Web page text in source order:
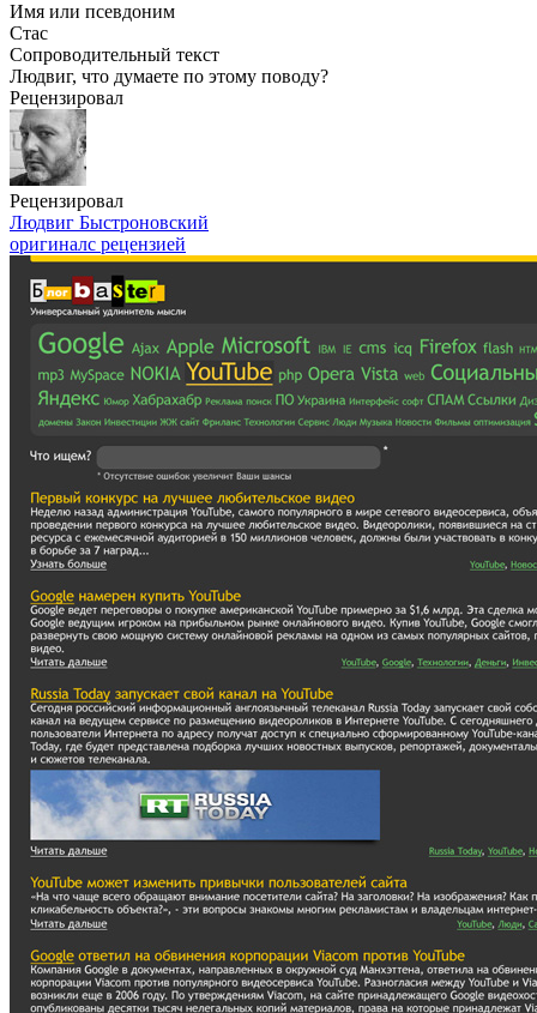
Имя или псевдоним
Стас
Сопроводительный текст
Людвиг, что думаете по этому поводу?
Рецензировал
Рецензировал
Людвиг Быстроновский
оригиналс рецензией